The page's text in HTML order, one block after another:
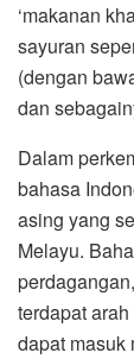
‘makanan
sayuran
(dengan
dan
Dalam
bahasa
asing yang
Melayu.
terdapat
dapat masuk